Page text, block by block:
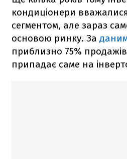
кондиціонери
сегментом, але зараз
основою ринку. За
приблизно 75% продажів
припадає саме на